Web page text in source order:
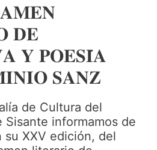
𝐃𝐄
𝐘 𝐏𝐎𝐄𝐒𝐈́𝐀
𝐒𝐀𝐍𝐙
de Cultura del
Sisante informamos de
su XXV edición, del